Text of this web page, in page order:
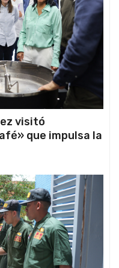
visitó
que impulsa la